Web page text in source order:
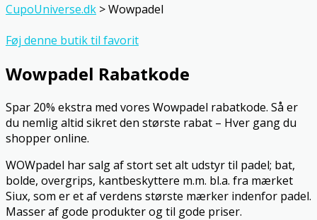
CupoUniverse.dk >Wowpadel
Føj denne butik til favorit
Wowpadel Rabatkode
Spar 20% ekstra med vores Wowpadel rabatkode. Så er
du nemlig altid sikret den største rabat – Hver gang du
shopper online.
WOWpadel har salg af stort set alt udstyr til padel; bat,
bolde, overgrips, kantbeskyttere m.m. bl.a. fra mærket
Siux, som er et af verdens største mærker indenfor padel.
Masser af gode produkter og til gode priser.